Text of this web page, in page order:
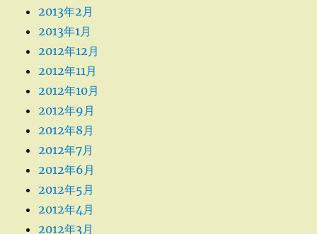
2013年2月
2013年1月
2012年12月
2012年11月
2012年10月
2012年9月
2012年8月
2012年7月
2012年6月
2012年5月
2012年4月
2012年3月